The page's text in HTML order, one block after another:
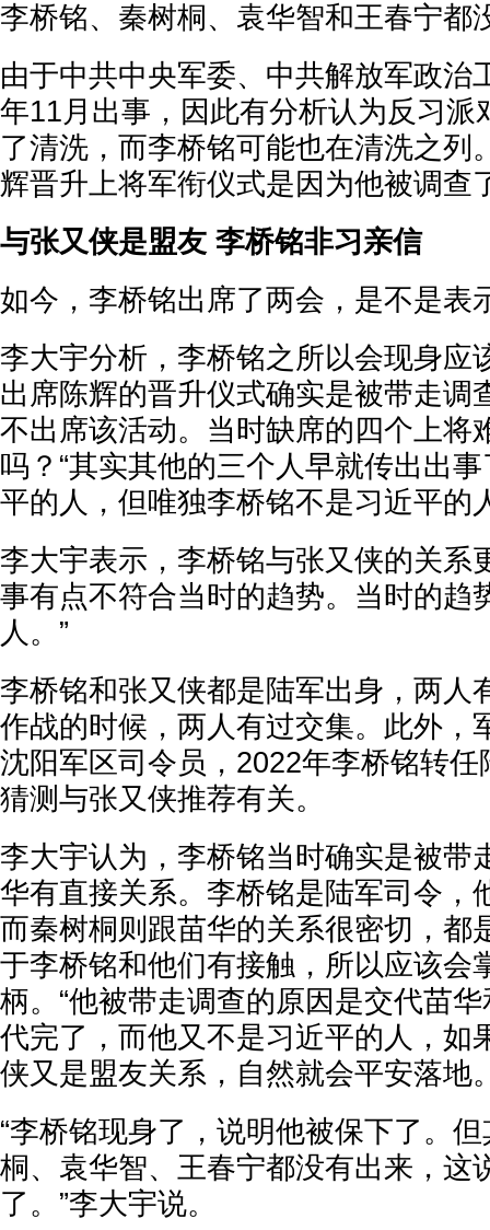
李桥铭、秦树桐、袁华智和王春宁都
由于中共中央军委、中共解放军政治
年11月出事，因此有分析认为反习派
了清洗，而李桥铭可能也在清洗之列
辉晋升上将军衔仪式是因为他被调查
与张又侠是盟友 李桥铭非习亲信
如今，李桥铭出席了两会，是不是表
李大宇分析，李桥铭之所以会现身应
出席陈辉的晋升仪式确实是被带走调
不出席该活动。当时缺席的四个上将
吗？“其实其他的三个人早就传出出
平的人，但唯独李桥铭不是习近平的
李大宇表示，李桥铭与张又侠的关系
事有点不符合当时的趋势。当时的趋
人。”
李桥铭和张又侠都是陆军出身，两人
作战的时候，两人有过交集。此外，
沈阳军区司令员，2022年李桥铭转
猜测与张又侠推荐有关。
李大宇认为，李桥铭当时确实是被带
华有直接关系。李桥铭是陆军司令，
而秦树桐则跟苗华的关系很密切，都
于李桥铭和他们有接触，所以应该会
柄。“他被带走调查的原因是交代苗
代完了，而他又不是习近平的人，如
侠又是盟友关系，自然就会平安落地
“李桥铭现身了，说明他被保下了。
桐、袁华智、王春宁都没有出来，这
了。”李大宇说。